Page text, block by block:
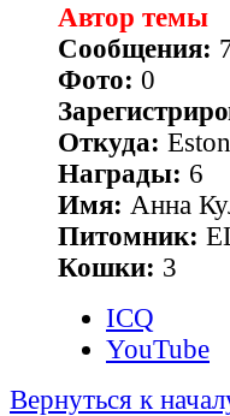
Автор темы
Сообщения:
Фото: 0
Откуда:
Награды: 6
Имя: Анна
Питомник:
Кошки: 3
ICQ
YouTube
Вернуться к